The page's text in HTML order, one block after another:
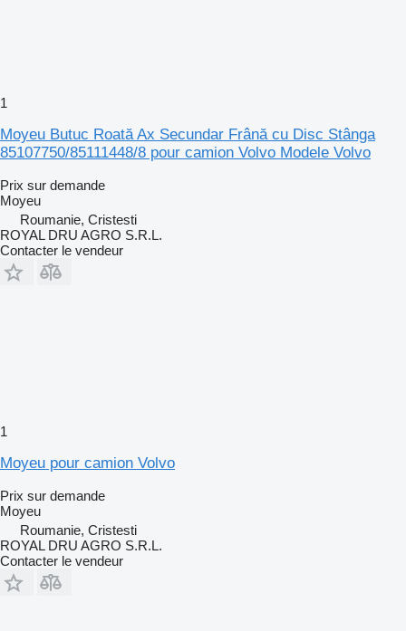
1
Moyeu Butuc Roată Ax Secundar Frână cu Disc Stânga
85107750/85111448/8 pour camion Volvo Modele Volvo
Prix sur demande
Moyeu
Roumanie, Cristesti
ROYAL DRU AGRO S.R.L.
Contacter le vendeur
1
Moyeu pour camion Volvo
Prix sur demande
Moyeu
Roumanie, Cristesti
ROYAL DRU AGRO S.R.L.
Contacter le vendeur